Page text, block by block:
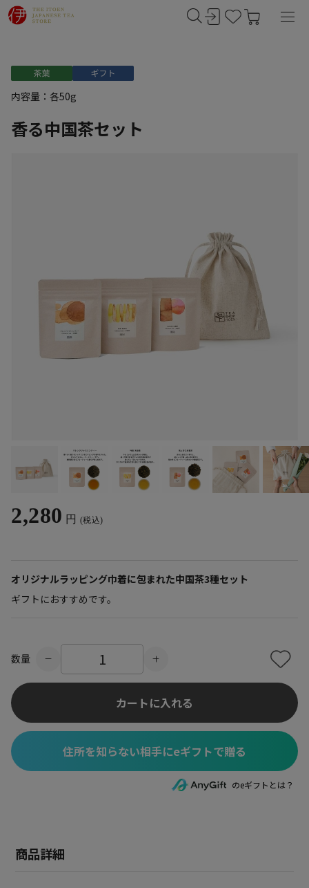
内容量：各50g
香る中国茶セット
オリジナルラッピング巾着に包まれた中国茶3種セット
ギフトにおすすめです。
2,280 円 (税込)
数量
カートに入れる
住所を知らない相手にeギフトで贈る
のeギフトとは？
商品詳細